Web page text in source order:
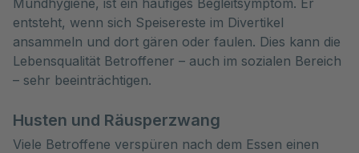
Mundhygiene, ist ein häufiges Begleitsymptom. Er
entsteht, wenn sich Speisereste im Divertikel
ansammeln und dort gären oder faulen. Dies kann die
Lebensqualität Betroffener – auch im sozialen Bereich
– sehr beeinträchtigen.
Husten und Räusperzwang
Viele Betroffene verspüren nach dem Essen einen